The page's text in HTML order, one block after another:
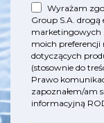
Wyrażam
Group S.A.
marketingowych
moich preferencji
dotyczących
(stosownie do
Prawo
zapoznałem/am
informacyjną